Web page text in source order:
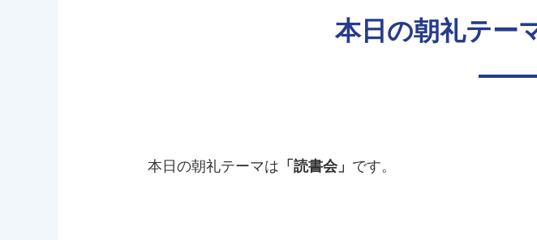
本日の朝礼テー
本日の朝礼テーマは 「読書会」 です。